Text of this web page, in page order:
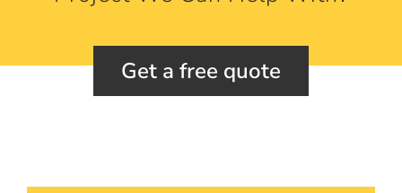
Get a free quote